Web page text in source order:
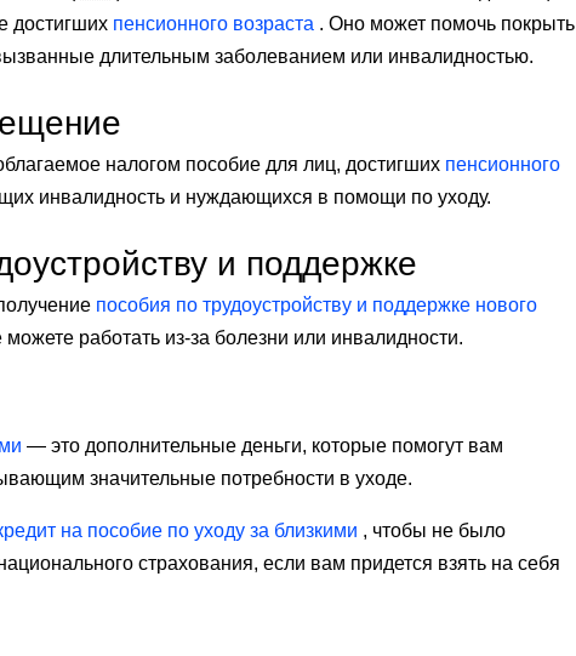
достигших пенсионного возраста . Оно может помочь покрыть
длительным заболеванием или инвалидностью.
налогом пособие для лиц, достигших пенсионного
инвалидность и нуждающихся в помощи по уходу.
и поддержке
пособия по трудоустройству и поддержке нового
работать из-за болезни или инвалидности.
— это дополнительные деньги, которые помогут вам
значительные потребности в уходе.
на пособие по уходу за близкими , чтобы не было
страхования, если вам придется взять на себя